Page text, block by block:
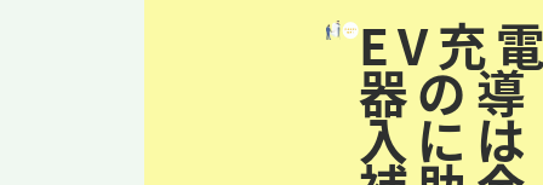
EV充
器の導
入には